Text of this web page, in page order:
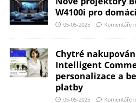
W4100i pro
05-05-2025 Komentáře
Chytré
Intelligent
personalizace a
platby
05-05-2025 Komentáře